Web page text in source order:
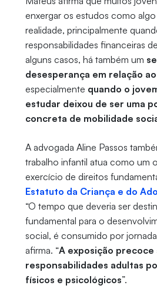
enxergar os estudos como
realidade, principalmente
responsabilidades financeiras
alguns casos, há também um
desesperança em relação
especialmente quando o
estudar deixou de ser uma
concreta de mobilidade
A advogada Aline Passos
trabalho infantil atua como um
exercício de direitos
Estatuto da Criança e do
“O tempo que deveria ser
fundamental para o
social, é consumido por
afirma. “A exposição precoce
responsabilidades adultas
físicos e psicológicos”.